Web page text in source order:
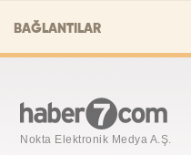
BAĞLANTILAR
Nokta Elektronik Medya A.Ş.